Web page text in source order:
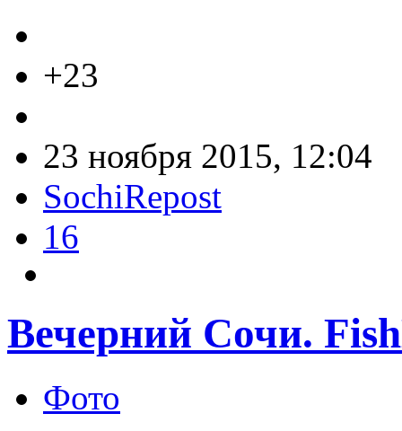
+23
23 ноября 2015, 12:04
SochiRepost
16
Вечерний Сочи.
Фото